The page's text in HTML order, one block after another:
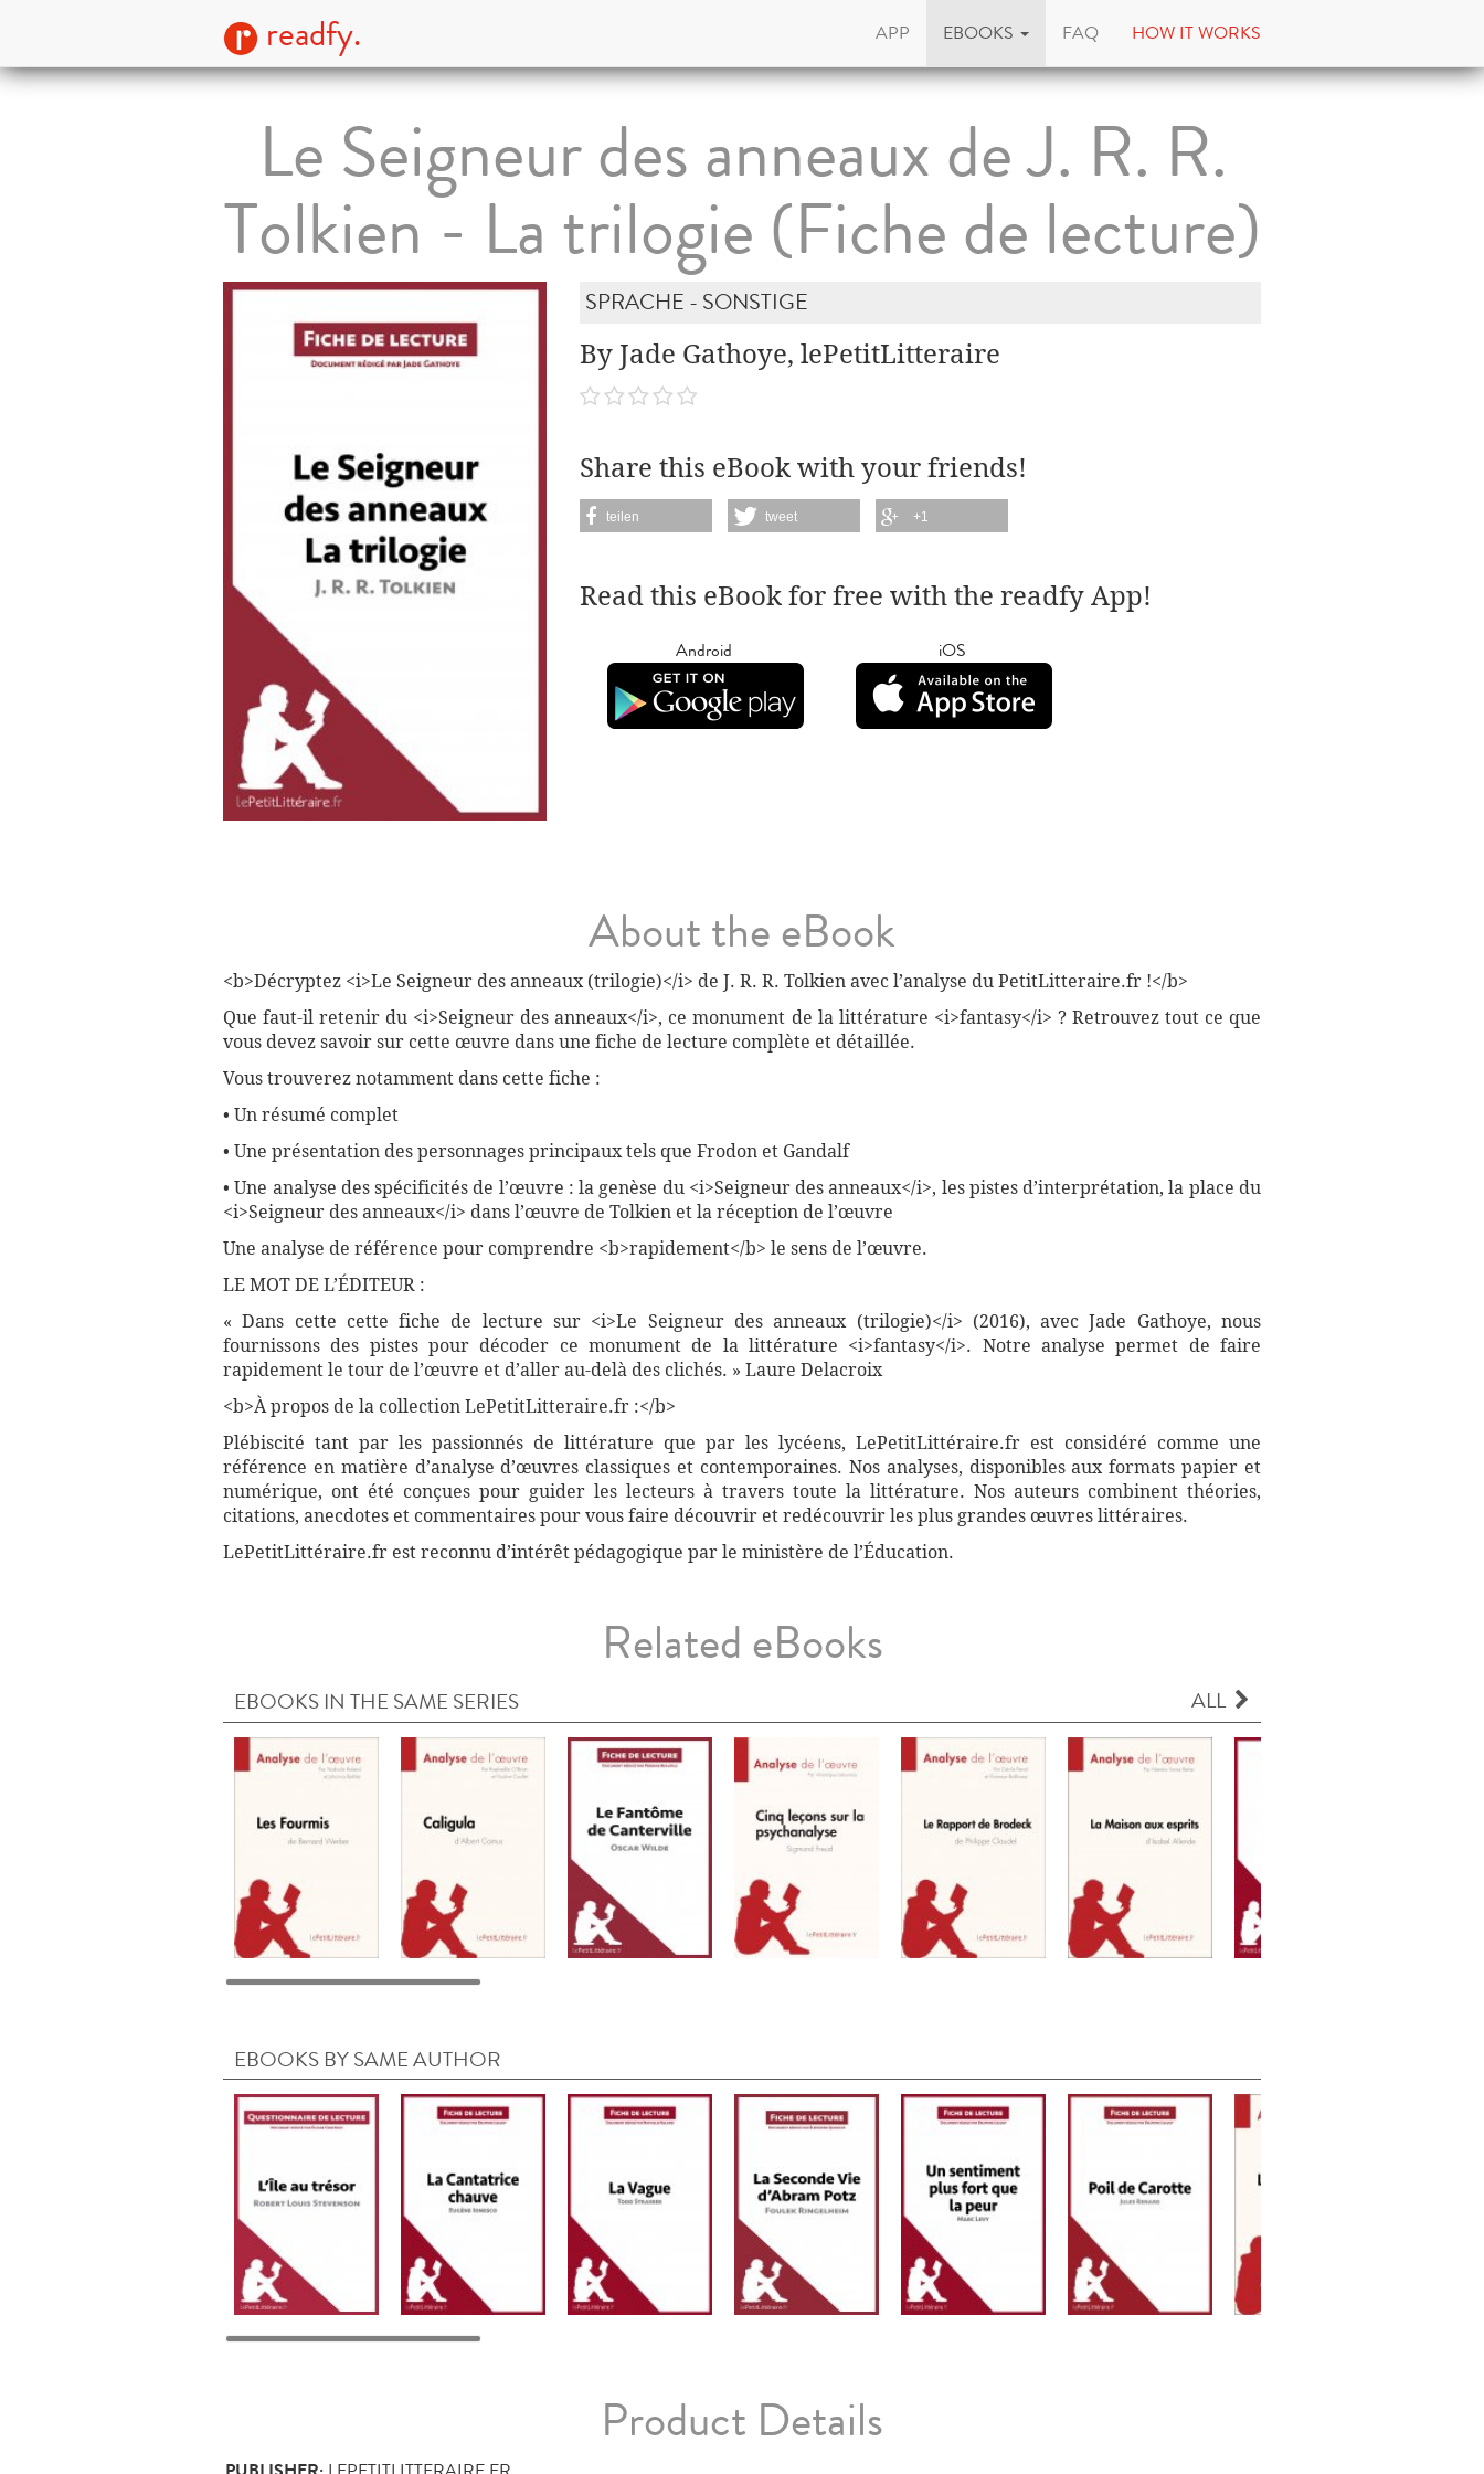
readfy. APP EBOOKS FAQ HOW IT WORKS
Le Seigneur des anneaux de J. R. R.
Tolkien - La trilogie (Fiche de lecture)
SPRACHE - SONSTIGE
By Jade Gathoye, lePetitLitteraire
Share this eBook with your friends!
teilen tweet +1
Read this eBook for free with the readfy App!
Android iOS
About the eBook
<b>Décryptez <i>Le Seigneur des anneaux (trilogie)</i> de J. R. R. Tolkien avec l’analyse du PetitLitteraire.fr !</b>
Que faut-il retenir du <i>Seigneur des anneaux</i>, ce monument de la littérature <i>fantasy</i> ? Retrouvez tout ce que
vous devez savoir sur cette œuvre dans une fiche de lecture complète et détaillée.
Vous trouverez notamment dans cette fiche :
• Un résumé complet
• Une présentation des personnages principaux tels que Frodon et Gandalf
• Une analyse des spécificités de l’œuvre : la genèse du <i>Seigneur des anneaux</i>, les pistes d’interprétation, la place du
<i>Seigneur des anneaux</i> dans l’œuvre de Tolkien et la réception de l’œuvre
Une analyse de référence pour comprendre <b>rapidement</b> le sens de l’œuvre.
LE MOT DE L’ÉDITEUR :
« Dans cette cette fiche de lecture sur <i>Le Seigneur des anneaux (trilogie)</i> (2016), avec Jade Gathoye, nous
fournissons des pistes pour décoder ce monument de la littérature <i>fantasy</i>. Notre analyse permet de faire
rapidement le tour de l’œuvre et d’aller au-delà des clichés. » Laure Delacroix
<b>À propos de la collection LePetitLitteraire.fr :</b>
Plébiscité tant par les passionnés de littérature que par les lycéens, LePetitLittéraire.fr est considéré comme une
référence en matière d’analyse d’œuvres classiques et contemporaines. Nos analyses, disponibles aux formats papier et
numérique, ont été conçues pour guider les lecteurs à travers toute la littérature. Nos auteurs combinent théories,
citations, anecdotes et commentaires pour vous faire découvrir et redécouvrir les plus grandes œuvres littéraires.
LePetitLittéraire.fr est reconnu d’intérêt pédagogique par le ministère de l’Éducation.
Related eBooks
EBOOKS IN THE SAME SERIES ALL
EBOOKS BY SAME AUTHOR
Product Details